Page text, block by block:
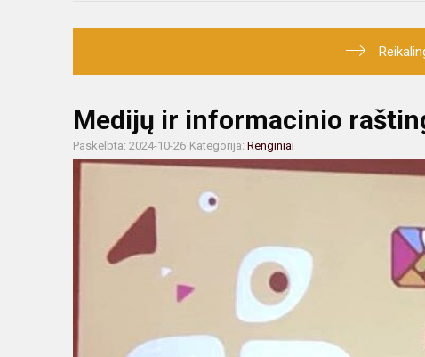
Medijų ir informacinio
Paskelbta: 2024-10-26 Kategorija: Renginiai